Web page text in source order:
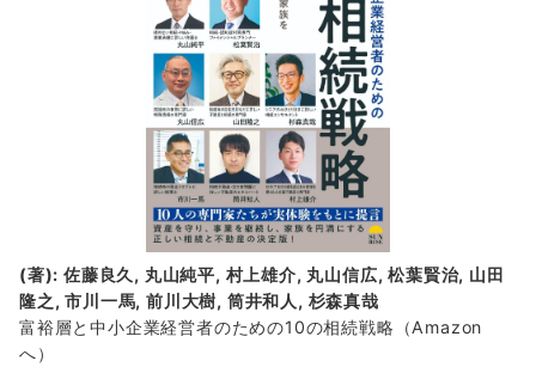
(著): 佐藤良久, 丸山純平, 村上雄介, 丸山信広, 松葉賢治, 山田
隆之, 市川一馬, 前川大樹, 筒井和人, 杉森真哉
富裕層と中小企業経営者のための10の相続戦略 （Amazon
へ）